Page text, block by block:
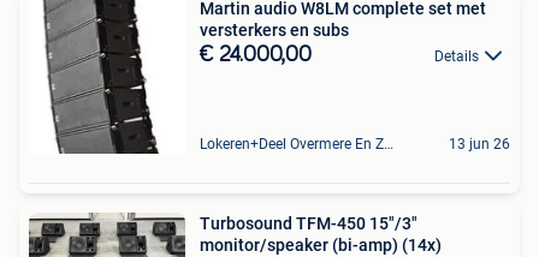
Martin audio W8LM complete set met
versterkers en subs
€ 24.000,00 Details
Lokeren+Deel Overmere En Zele 13 jun 26
Turbosound TFM-450 15"/3"
monitor/speaker (bi-amp) (14x)